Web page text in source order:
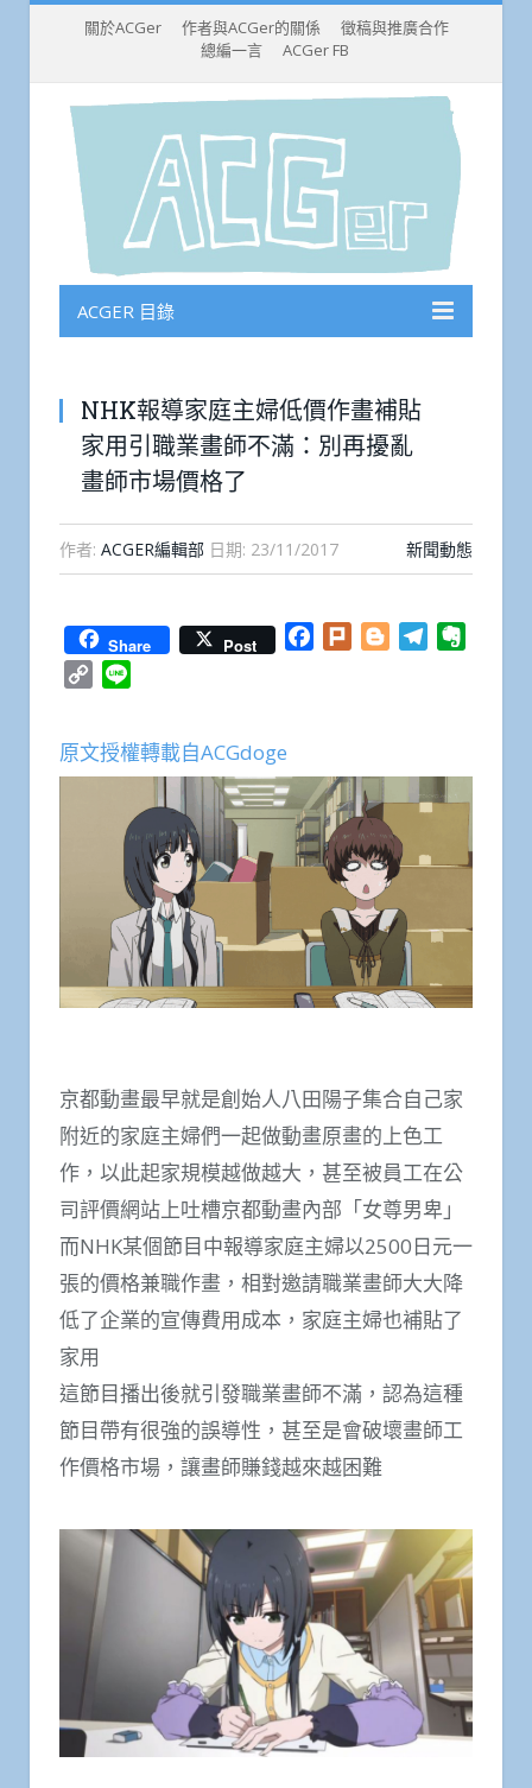
關於ACGer 作者與ACGer的關係
徵稿與推廣合作
總編一言
ACGer FB
ACGER 目錄
NHK報導家庭主婦低價作畫補貼
家用引職業畫師不滿：別再擾亂
畫師市場價格了
作者: ACGER編輯部 日期: 23/11/2017 新聞動態
Share Post Facebook
Plurk BloggerTelegram
Copy
原文授權轉載自ACGdoge
京都動畫最早就是創始人八田陽子集合自己家
附近的家庭主婦們一起做動畫原畫的上色工
作，以此起家規模越做越大，甚至被員工在公
司評價網站上吐槽京都動畫內部「女尊男卑」
而NHK某個節目中報導家庭主婦以2500日元一
張的價格兼職作畫，相對邀請職業畫師大大降
低了企業的宣傳費用成本，家庭主婦也補貼了
家用
這節目播出後就引發職業畫師不滿，認為這種
節目帶有很強的誤導性，甚至是會破壞畫師工
作價格市場，讓畫師賺錢越來越困難